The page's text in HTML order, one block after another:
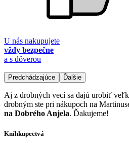
U nás nakupujete
vždy bezpečne
a s dôverou
Predchádzajúce Ďalšie
Aj z drobných vecí sa dajú urobiť
drobným ste pri nákupoch na
na Dobrého Anjela. Ďakujeme!
Kníhkupectvá